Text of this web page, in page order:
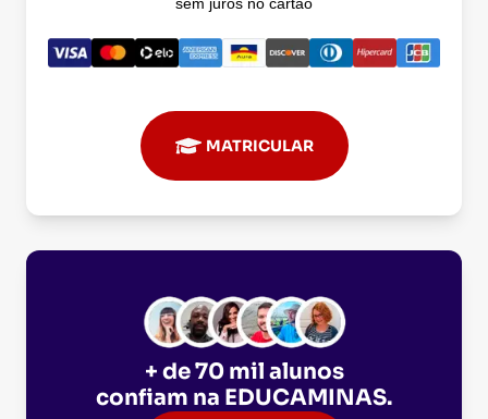
MATRICULAR
+ de 70 mil alunos
confiam na EDUCAMINAS.